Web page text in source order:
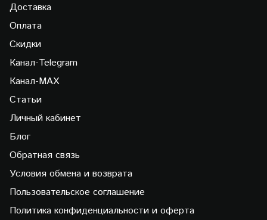
Доставка
Оплата
Скидки
Канал-Telegram
Канал-МAX
Статьи
Личный кабинет
Блог
Обратная связь
Условия обмена и возврата
Пользовательское соглашение
Политика конфиденциальности и оферта